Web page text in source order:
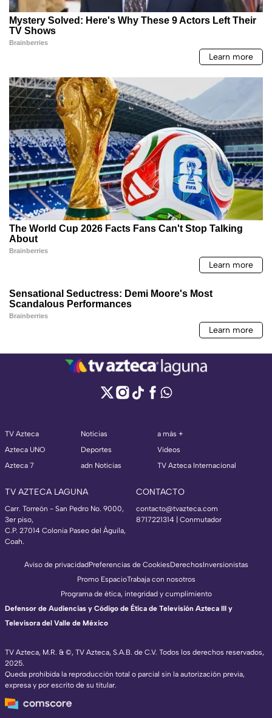
TV Azteca
Azteca UNO
Azteca 7
Noticias
Deportes
adn Noticias
a más +
Videos
TV Azteca Internacional
TV AZTECA LAGUNA
Carr. Torreón - San Pedro No. 9000,
3er piso,
C.P. 27014 Colonia Paseo del Águila,
Coah.
CONTACTO
contacto@tvazteca.com
8717221314 | Conmutador
TV Azteca, M.R. & ©, TV Azteca, S.A.B. de C.V. Todos los derechos reservados,
2025.
Queda prohibida la reproducción total o parcial sin la autorización previa,
expresa y por escrito de su titular.
Aviso de privacidadPreferencias de CookiesDerechosInversionistas
Promo EspacioTrabaja con nosotros
Programa de ética, integridad y cumplimiento
Defensor de Audiencias y Código de Ética de Televisión Azteca III y
Televisora del Valle de México